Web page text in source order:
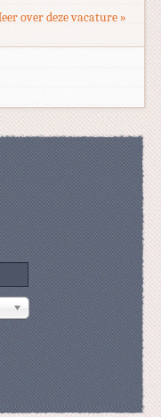
over deze vacature »